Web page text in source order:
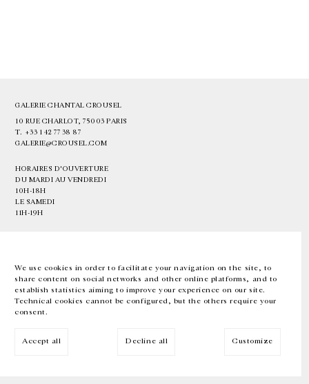
We use cookies in order to facilitate your navigation on the site, to
share content on social networks and other online platforms, and to
establish statistics aiming to improve your experience on our site.
Technical cookies cannot be configured, but the others require your
consent.
Accept all Decline all Customize
GALERIE CHANTAL CROUSEL
10 RUE CHARLOT, 75003 PARIS
T. +33 1 42 77 38 87
GALERIE@CROUSEL.COM
HORAIRES D'OUVERTURE
DU MARDI AU VENDREDI
10H-18H
LE SAMEDI
11H-19H
EN FR 中文 Facebook Instagram
Inscrivez-vous à notre newsletter